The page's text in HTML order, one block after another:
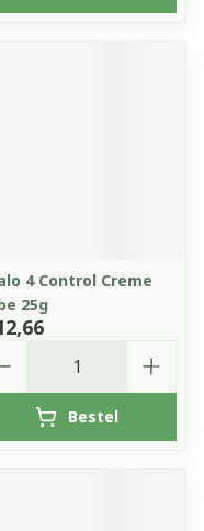
4 Control Creme
25g
Bestel